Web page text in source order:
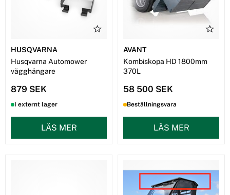
HUSQVARNA
Husqvarna Automower
vägghängare
879 SEK
I externt lager
LÄS MER
AVANT
Kombiskopa HD 1800mm
370L
58 500 SEK
Beställningsvara
LÄS MER